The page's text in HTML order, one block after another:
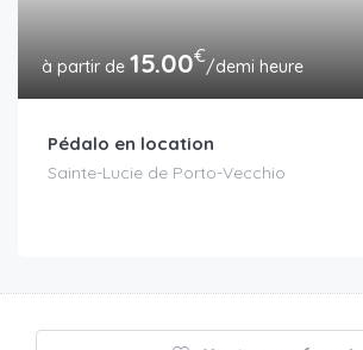
15.00€/demi heure
Pédalo en location
Sainte-Lucie de Porto-Vecchio